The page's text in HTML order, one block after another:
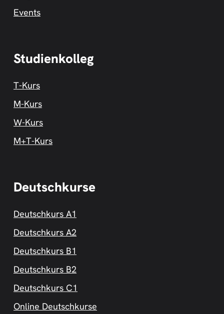
Events
Studienkolleg
T-Kurs
M-Kurs
W-Kurs
M+T-Kurs
Deutschkurse
Deutschkurs A1
Deutschkurs A2
Deutschkurs B1
Deutschkurs B2
Deutschkurs C1
Online Deutschkurse